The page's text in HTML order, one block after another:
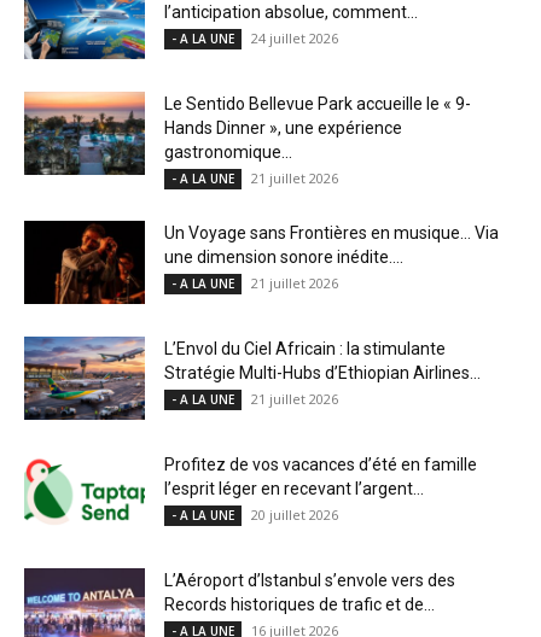
l’anticipation absolue, comment...
- A LA UNE 24 juillet 2026
Le Sentido Bellevue Park accueille le « 9-
Hands Dinner », une expérience
gastronomique...
- A LA UNE 21 juillet 2026
Un Voyage sans Frontières en musique… Via
une dimension sonore inédite....
- A LA UNE 21 juillet 2026
L’Envol du Ciel Africain : la stimulante
Stratégie Multi-Hubs d’Ethiopian Airlines...
- A LA UNE 21 juillet 2026
Profitez de vos vacances d’été en famille
l’esprit léger en recevant l’argent...
- A LA UNE 20 juillet 2026
L’Aéroport d’Istanbul s’envole vers des
Records historiques de trafic et de...
- A LA UNE 16 juillet 2026